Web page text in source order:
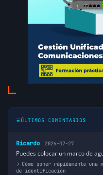
ÚLTIMOS COMENTARIOS
Ricardo 2026-07-27
Puedes colocar un marco de
Cómo poner rápidamente
de identificación